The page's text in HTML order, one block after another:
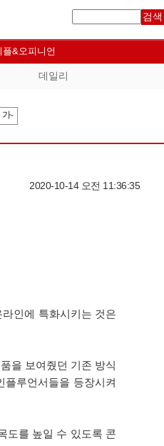
검색
플&오피니언
데일리
가-
2020-10-14 오전 11:36:35
인에 특화시키는 것은
을 보여줬던 기존 방식
루언서들을 등장시켜
도를 높일 수 있도록 콘